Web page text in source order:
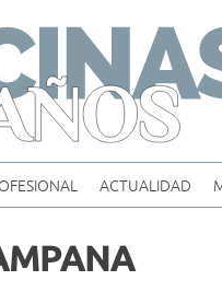
content
ACTUALIDAD